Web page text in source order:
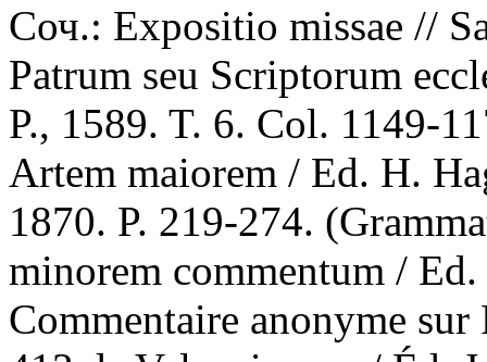
Соч.: Expositio missae //
Patrum seu Scriptorum
P., 1589. T. 6. Col. 1149-
Artem maiorem / Ed. H.
1870. P. 219-274.
minorem commentum /
Commentaire anonyme